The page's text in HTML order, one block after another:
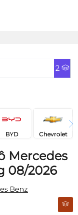
2
BYD Chevrolet
Mercedes
08/2026
Benz